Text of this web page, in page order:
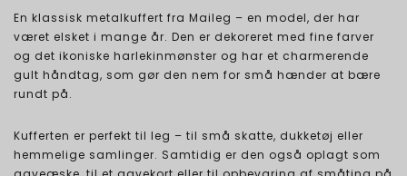
En klassisk metalkuffert fra Maileg – en model, der har
været elsket i mange år. Den er dekoreret med fine farver
og det ikoniske harlekinmønster og har et charmerende
gult håndtag, som gør den nem for små hænder at bære
rundt på.
Kufferten er perfekt til leg – til små skatte, dukketøj eller
hemmelige samlinger. Samtidig er den også oplagt som